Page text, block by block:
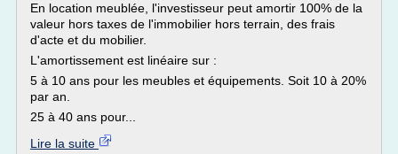
En location meublée, l'investisseur peut amortir 100% de la
valeur hors taxes de l'immobilier hors terrain, des frais
d'acte et du mobilier.
L'amortissement est linéaire sur :
5 à 10 ans pour les meubles et équipements. Soit 10 à 20%
par an.
25 à 40 ans pour...
Lire la suite